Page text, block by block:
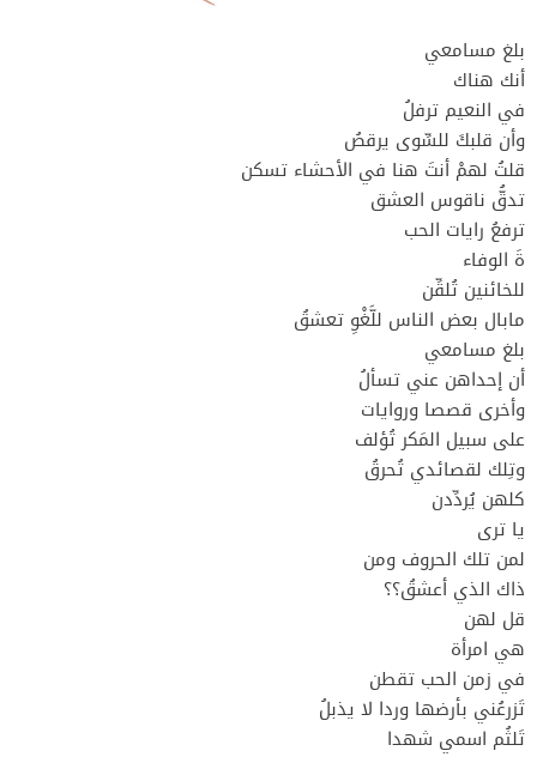
بلغ مسامعي
أنك هناك
في النعيم ترفلُ
وأن قلبكَ للسِّوى يرقصُ
قلتُ لهمْ أنتَ هنا في الأحشاء تسكن
تدقُّ ناقوس العشق
ترفعُ رايات الحب
ةَ الوفاء
للخائنين تُلقِّن
مابال بعض الناس للَّغْوِ تعشقُ
بلغ مسامعي
أن إحداهن عني تسألُ
وأخرى قصصا وروايات
على سبيل المَكر تُؤلف
وتِلك لقصائدي تُحرقُ
كلهن يُردِّدن
يا ترى
لمن تلك الحروف ومن
ذاك الذي أعشقُ؟؟
قل لهن
هي امرأة
في زمن الحب تقطن
تَزرعُني بأرضها وردا لا يذبلُ
تَلثُم اسمي شهدا